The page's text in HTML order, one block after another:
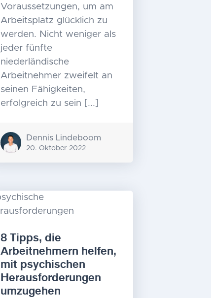
Voraussetzungen, um am
Arbeitsplatz glücklich zu
werden. Nicht weniger als
jeder fünfte
niederländische
Arbeitnehmer zweifelt an
seinen Fähigkeiten,
erfolgreich zu sein [...]
Dennis Lindeboom
20. Oktober 2022
8 Tipps, die
Arbeitnehmern helfen,
mit psychischen
Herausforderungen
umzugehen